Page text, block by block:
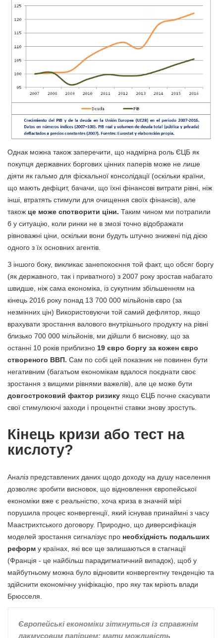
Однак можна також заперечити, що надмірна роль ЄЦБ як
покупця державних боргових цінних паперів може не лише
діяти як гальмо для фіскальної консолідації (оскільки країни,
що мають дефіцит, бачачи, що їхні фінансові витрати рівні, ніж
інші, втратять стимули для очищення своїх фінансів), але
також це може спотворити ціни. Таким чином ми потрапили
б у ситуацію, коли ринки не в змозі точно відображати
рівноважні ціни, оскільки вони будуть штучно знижені під дією
одного з їх основних агентів.
З іншого боку, викликає занепокоєння той факт, що обсяг боргу
(як державного, так і приватного) з 2007 року зростав набагато
швидше, ніж сама економіка, із сукупним збільшенням на
кінець 2016 року понад 13 700 000 мільйонів євро (за
незмінних цін) Використовуючи той самий дефлятор, якщо
врахувати зростання валового внутрішнього продукту на рівні
близько 700 000 мільйонів, ми дійшли б висновку, що за
останні 10 років приблизно 19 євро боргу за кожен євро
створеного ВВП. Сам по собі цей показник не повинен бути
негативним (багатьом економікам вдалося поєднати своє
зростання з вищими рівнями важелів), але це може бути
довгостроковий фактор ризику якщо ЄЦБ почне скасувати
свої стимулюючі заходи і процентні ставки знову зростуть.
Кінець кризи або тест на
кислоту?
Аналіз представлених даних щодо доходу на душу населення
дозволяє зробити висновок, що відновлення європейської
економіки вже є реальністю, хоча криза в значній мірі
порушила процес конвергенції, який існував принаймні з часу
Маастрихтського договору. Природно, що диверсифікація
моделей зростання сигналізує про необхідність подальших
реформ у країнах, які все ще залишаються в стагнації
(Франція - це найбільш парадигматичний випадок), щоб у
майбутньому можна було відновити конвергентну тенденцію та
здійснити економічну уніфікацію, про яку так мріють влади
Брюсселя.
Європейські економіки зіткнуться із справжнім
лакмусовим папірцем: мати можливість